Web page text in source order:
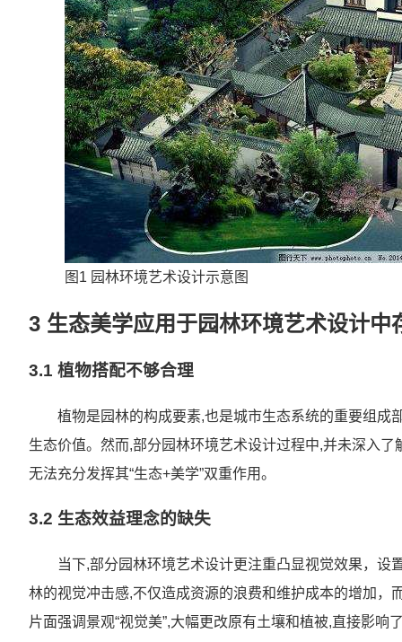
图1 园林环境艺术设计示意图
3 生态美学应用于园林环境艺术设计中
3.1 植物搭配不够合理
植物是园林的构成要素,也是城市生态系统的重要组成
生态价值。然而,部分园林环境艺术设计过程中,并未深入
无法充分发挥其“生态+美学”双重作用。
3.2 生态效益理念的缺失
当下,部分园林环境艺术设计更注重凸显视觉效果，
林的视觉冲击感,不仅造成资源的浪费和维护成本的增加
片面强调景观“视觉美”,大幅更改原有土壤和植被,直接影